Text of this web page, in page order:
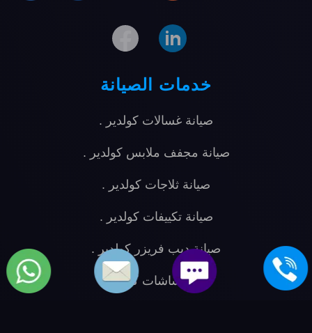
خدمات الصيانة
صيانة غسالات كولدير .
صيانة مجفف ملابس كولدير .
صيانة ثلاجات كولدير .
صيانة تكييفات كولدير .
صيانة ديب فريزر كولدير .
صيانة شاشات كولدير .